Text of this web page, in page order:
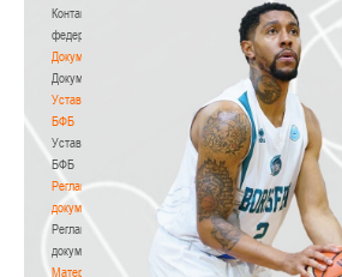
Контакты
федерации
Документы
Документы
Устав
БФБ
Устав
БФБ
Регламентирующие
документы
Регламентирующие
документы
Материалы